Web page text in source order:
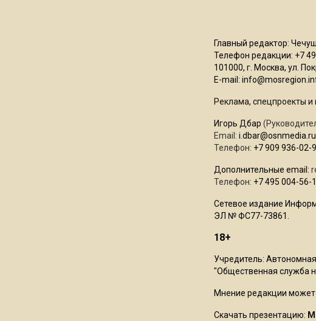
Главный редактор:
Телефон редакции: +7
101000, г. Москва, ул.
E-mail:
Реклама, спецпроекты и
Игорь Дбар
Email: i.dbar@osnmedia.ru
Телефон: +7 909 936-02-
Дополнительные email:
Телефон: +7 495 004-56-
Сетевое издание
ЭЛ № ФС77-73861.
18+
Учредитель:
"Общественная служба
Мнение редакции может
Скачать презентацию: